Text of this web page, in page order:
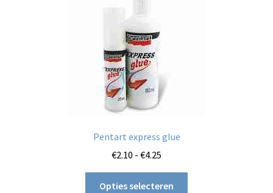
Pentart express glue
€2.10 - €4.25
€2.10
tot
Opties selecteren